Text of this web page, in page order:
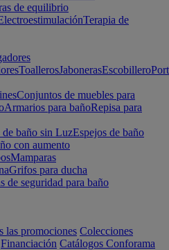
de equilibrio
Terapia de
ToallerosJabonerasEscobillero
Conjuntos de muebles para
Armarios para bañoRepisa para
de baño sin LuzEspejos de baño
con aumento
Mamparas
Grifos para ducha
de seguridad para baño
las promociones Colecciones
Financiación Catálogos Conforama